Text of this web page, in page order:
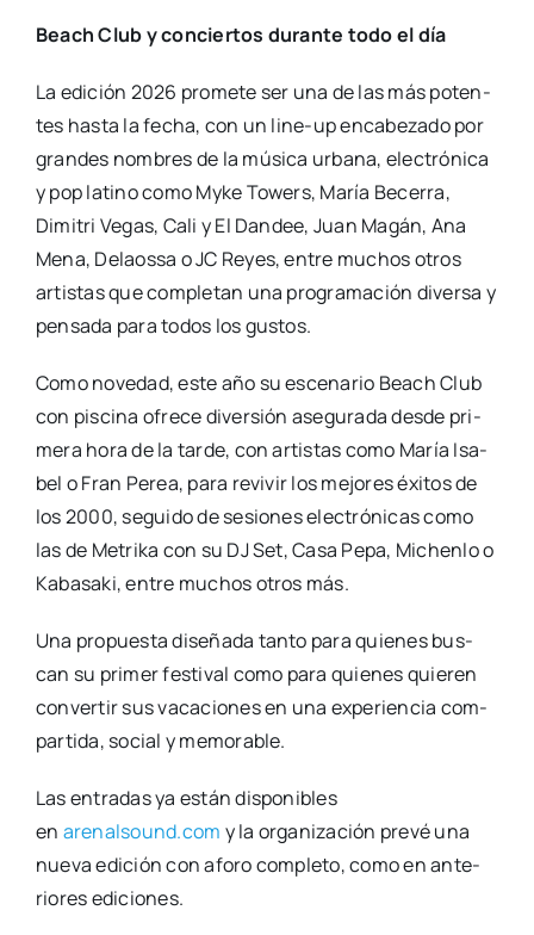
Beach Club y con­cier­tos duran­te todo el día
La edi­ción 2026 pro­me­te ser una de las más poten­
tes has­ta la fecha, con un line-up enca­be­za­do por
gran­des nom­bres de la músi­ca urba­na, elec­tró­ni­ca
y pop latino como Myke Towers, María Bece­rra,
Dimi­tri Vegas, Cali y El Dan­dee, Juan Magán, Ana
Mena, Delaos­sa o JC Reyes, entre muchos otros
artis­tas que com­ple­tan una pro­gra­ma­ción diver­sa y
pen­sa­da para todos los gus­tos.
Como nove­dad, este año su esce­na­rio Beach Club
con pis­ci­na ofre­ce diver­sión ase­gu­ra­da des­de pri­
me­ra hora de la tar­de, con artis­tas como María Isa­
bel o Fran Perea, para revi­vir los mejo­res éxi­tos de
los 2000, segui­do de sesio­nes elec­tró­ni­cas como
las de Metri­ka con su DJ Set, Casa Pepa, Michen­lo o
Kaba­sa­ki, entre muchos otros más.
Una pro­pues­ta dise­ña­da tan­to para quie­nes bus­
can su pri­mer fes­ti­val como para quie­nes quie­ren
con­ver­tir sus vaca­cio­nes en una expe­rien­cia com­
par­ti­da, social y memo­ra­ble.
Las entra­das ya están dis­po­ni­bles
en arenalsound.com y la orga­ni­za­ción pre­vé una
nue­va edi­ción con afo­ro com­ple­to, como en ante­
rio­res edi­cio­nes.